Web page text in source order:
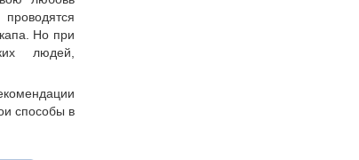
Но при
людей,
способы в